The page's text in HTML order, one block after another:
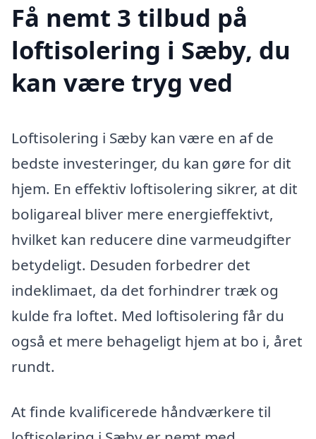
Få nemt 3 tilbud på
loftisolering i Sæby, du
kan være tryg ved
Loftisolering i Sæby kan være en af de
bedste investeringer, du kan gøre for dit
hjem. En effektiv loftisolering sikrer, at dit
boligareal bliver mere energieffektivt,
hvilket kan reducere dine varmeudgifter
betydeligt. Desuden forbedrer det
indeklimaet, da det forhindrer træk og
kulde fra loftet. Med loftisolering får du
også et mere behageligt hjem at bo i, året
rundt.
At finde kvalificerede håndværkere til